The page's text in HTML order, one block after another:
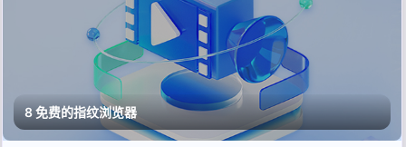
8 免费的指纹浏览器